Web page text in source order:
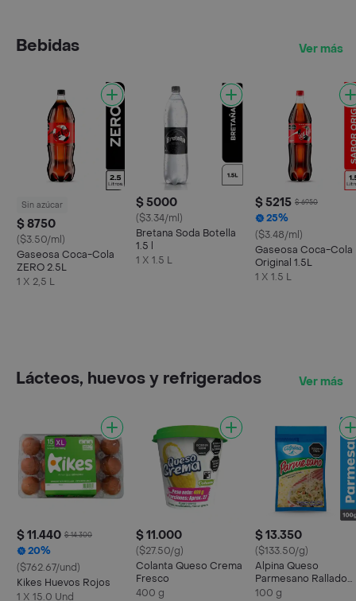
Bebidas Ver más
Sin azúcar
$ 8750
($3.50/ml)
Gaseosa Coca-Cola
ZERO 2.5L
1 X 2,5 L
$ 5000
($3.34/ml)
Bretana Soda Botella
1.5 l
1 X 1.5 L
$ 5215 $ 6950
25%
($3.48/ml)
Gaseosa Coca-Cola
Original 1.5L
1 X 1.5 L
Lácteos, huevos y refrigerados Ver más
$ 11.440 $ 14.300
20%
($762.67/und)
Kikes Huevos Rojos
1 X 15.0 Und
$ 11.000
($27.50/g)
Colanta Queso Crema
Fresco
400 g
$ 13.350
($133.50/g)
Alpina Queso
Parmesano Rallado
100 g
100 g